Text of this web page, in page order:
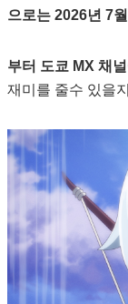
으로는 2026년 7
부터 도쿄 MX 채
재미를 줄수 있을